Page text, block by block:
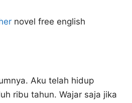
novel free english
Aku telah hidup
ribu tahun. Wajar saja jika